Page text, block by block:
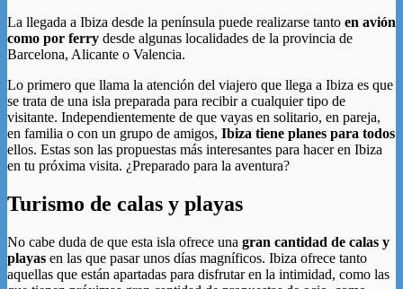
La llegada a Ibiza desde la península puede realizarse tanto en avión
como por ferry desde algunas localidades de la provincia de
Barcelona, Alicante o Valencia.
Lo primero que llama la atención del viajero que llega a Ibiza es que
se trata de una isla preparada para recibir a cualquier tipo de
visitante. Independientemente de que vayas en solitario, en pareja,
en familia o con un grupo de amigos, Ibiza tiene planes para todos
ellos. Estas son las propuestas más interesantes para hacer en Ibiza
en tu próxima visita. ¿Preparado para la aventura?
Turismo de calas y playas
No cabe duda de que esta isla ofrece una gran cantidad de calas y
playas en las que pasar unos días magníficos. Ibiza ofrece tanto
aquellas que están apartadas para disfrutar en la intimidad, como las